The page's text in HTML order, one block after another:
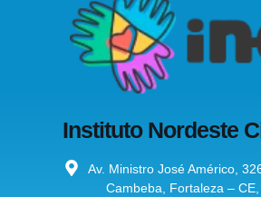
Instituto Nordeste
Av. Ministro José Américo,
Cambeba, Fortaleza –